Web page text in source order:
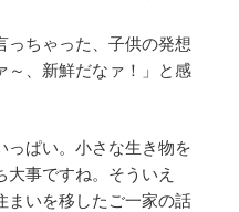
っちゃった、子供の発想
～、新鮮だなァ！」と感
っぱい。小さな生き物を
大事ですね。そういえ
まいを移したご一家の話